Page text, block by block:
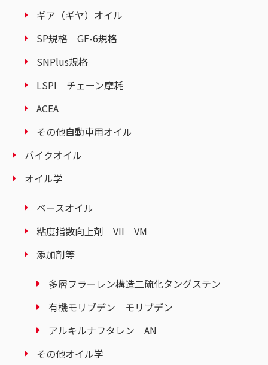
ギア（ギヤ）オイル
SP規格 GF-6規格
SNPlus規格
LSPI チェーン摩耗
ACEA
その他自動車用オイル
バイクオイル
オイル学
ベースオイル
粘度指数向上剤 VII VM
添加剤等
多層フラーレン構造二硫化タングステン
有機モリブデン モリブデン
アルキルナフタレン AN
その他オイル学